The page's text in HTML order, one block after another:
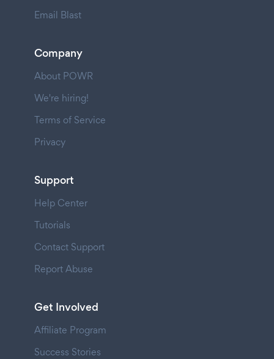
Email Blast
Company
About POWR
We're hiring!
Terms of Service
Privacy
Support
Help Center
Tutorials
Contact Support
Report Abuse
Get Involved
Affiliate Program
Success Stories